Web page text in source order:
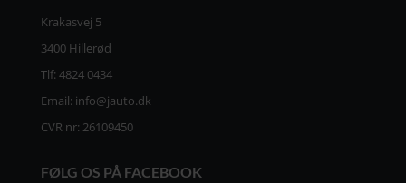
Krakasvej 5
3400 Hillerød
Tlf: 4824 0434
Email: info@jauto.dk
CVR nr: 26109450
FØLG OS PÅ FACEBOOK